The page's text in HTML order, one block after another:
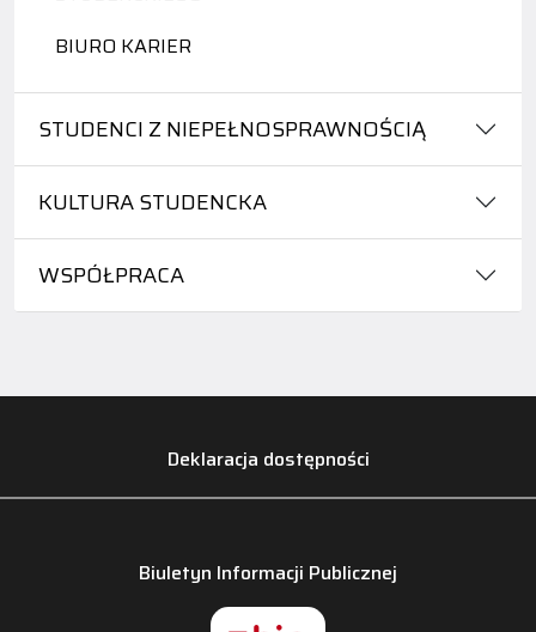
BIURO KARIER
STUDENCI Z NIEPEŁNOSPRAWNOŚCIĄ
KULTURA STUDENCKA
WSPÓŁPRACA
Deklaracja dostępności
Biuletyn Informacji Publicznej